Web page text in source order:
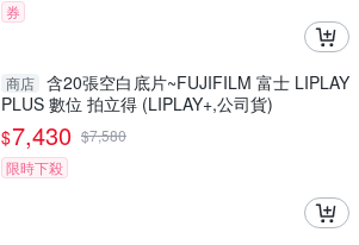
券
商店 含20張空白底片~FUJIFILM 富士 LIPLAY
PLUS 數位 拍立得 (LIPLAY+,公司貨)
$7,430 $7,580
限時下殺